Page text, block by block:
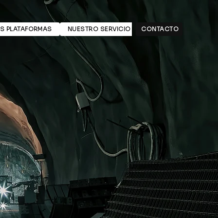
PLATAFORMAS NUESTRO SERVICIO ACERCA DE
CONTACTO